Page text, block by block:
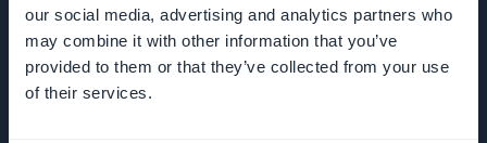
our social media, advertising and analytics partners who
may combine it with other information that you’ve
provided to them or that they’ve collected from your use
of their services.
AZIENDA